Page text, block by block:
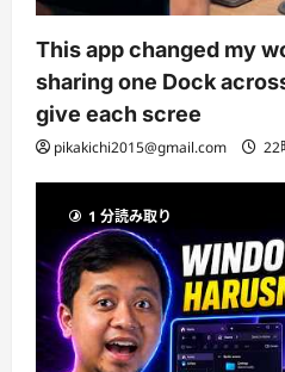
This app changed my
sharing one Dock
give each scree
pikakichi2015@gmail.com 22
1 分読み取り